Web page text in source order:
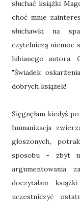
słuchać książki
choć mnie
słuchawki na
czytelniczą niemoc
lubianego autora.
"Świadek
dobrych książek!
Sięgnęłam kiedyś
humanizacja
głoszonych,
sposobu - zbyt
argumentowania
doczytałam
uczestniczyć